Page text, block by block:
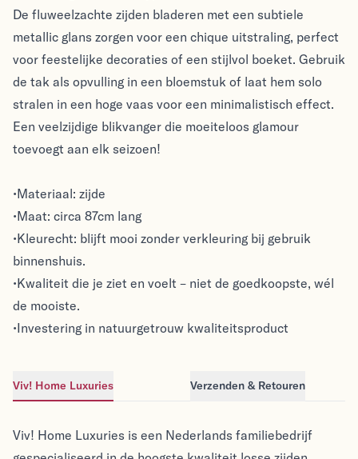
De fluweelzachte zijden bladeren met een subtiele
metallic glans zorgen voor een chique uitstraling, perfect
voor feestelijke decoraties of een stijlvol boeket. Gebruik
de tak als opvulling in een bloemstuk of laat hem solo
stralen in een hoge vaas voor een minimalistisch effect.
Een veelzijdige blikvanger die moeiteloos glamour
toevoegt aan elk seizoen!
•Materiaal: zijde
•Maat: circa 87cm lang
•Kleurecht: blijft mooi zonder verkleuring bij gebruik
binnenshuis.
•Kwaliteit die je ziet en voelt – niet de goedkoopste, wél
de mooiste.
•Investering in natuurgetrouw kwaliteitsproduct
Viv! Home Luxuries Verzenden & Retouren
Viv! Home Luxuries
Viv! Home Luxuries
Viv! Home Luxuries is een Nederlands familiebedrijf